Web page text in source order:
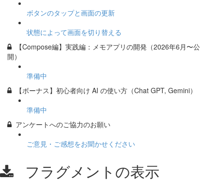
ボタンのタップと画面の更新
状態によって画面を切り替える
【Compose編】実践編：メモアプリの開発（2026年6月〜公
開）
準備中
【ボーナス】初心者向け AI の使い方（Chat GPT, Gemini）
準備中
アンケートへのご協力のお願い
ご意見・ご感想をお聞かせください
フラグメントの表示